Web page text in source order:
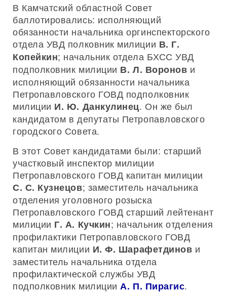
В Камчатский областной Совет
баллотировались: исполняющий
обязанности начальника оргинспекторского
отдела УВД полковник милиции В. Г.
Копейкин; начальник отдела БХСС УВД
подполковник милиции В. Л. Воронов и
исполняющий обязанности начальника
Петропавловского ГОВД подполковник
милиции И. Ю. Данкулинец. Он же был
кандидатом в депутаты Петропавловского
городского Совета.
В этот Совет кандидатами были: старший
участковый инспектор милиции
Петропавловского ГОВД капитан милиции
С. С. Кузнецов; заместитель начальника
отделения уголовного розыска
Петропавловского ГОВД старший лейтенант
милиции Г. А. Кучкин; начальник отделения
профилактики Петропавловского ГОВД
капитан милиции И. Ф. Шарафетдинов и
заместитель начальника отдела
профилактической службы УВД
подполковник милицииА. П. Пирагис.